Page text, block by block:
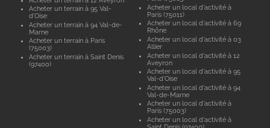
Acheter un terrain à 95 Val-
d'Oise
Acheter un terrain à 94 Val-de-
Marne
Acheter un terrain à Paris
(75003)
Acheter un terrain à Saint Denis
(97400)
Acheter un local d'activité à
Paris (75011)
Acheter un local d'activité à 69
Rhône
Acheter un local d'activité à 03
Allier
Acheter un local d'activité à 12
Aveyron
Acheter un local d'activité à 95
Val-d'Oise
Acheter un local d'activité à 94
Val-de-Marne
Acheter un local d'activité à
Paris (75003)
Acheter un local d'activité à